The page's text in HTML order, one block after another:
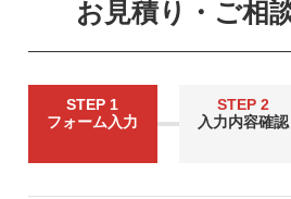
お見積り・ご相
STEP 1
フォーム入力
STEP 2
入力内容確認